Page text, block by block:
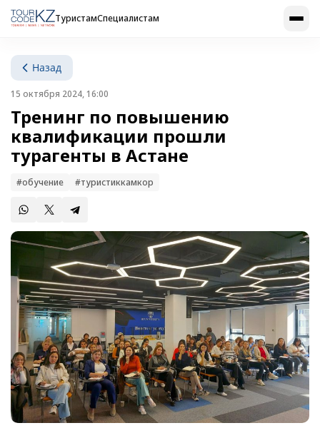
ТуристамСпециалистам
Назад
15 октября 2024, 16:00
Тренинг по повышению
квалификации прошли
турагенты в Астане
#обучение #туристиккамкор